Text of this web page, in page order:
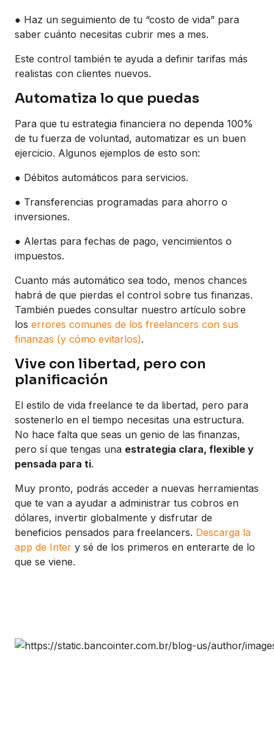
● Haz un seguimiento de tu “costo de vida” para
saber cuánto necesitas cubrir mes a mes.
Este control también te ayuda a definir tarifas más
realistas con clientes nuevos.
Automatiza lo que puedas
Para que tu estrategia financiera no dependa 100%
de tu fuerza de voluntad, automatizar es un buen
ejercicio. Algunos ejemplos de esto son:
● Débitos automáticos para servicios.
● Transferencias programadas para ahorro o
inversiones.
● Alertas para fechas de pago, vencimientos o
impuestos.
Cuanto más automático sea todo, menos chances
habrá de que pierdas el control sobre tus finanzas.
También puedes consultar nuestro artículo sobre
los errores comunes de los freelancers con sus
finanzas (y cómo evitarlos).
Vive con libertad, pero con
planificación
El estilo de vida freelance te da libertad, pero para
sostenerlo en el tiempo necesitas una estructura.
No hace falta que seas un genio de las finanzas,
pero sí que tengas una estrategia clara, flexible y
pensada para ti.
Muy pronto, podrás acceder a nuevas herramientas
que te van a ayudar a administrar tus cobros en
dólares, invertir globalmente y disfrutar de
beneficios pensados para freelancers. Descarga la
app de Inter y sé de los primeros en enterarte de lo
que se viene.